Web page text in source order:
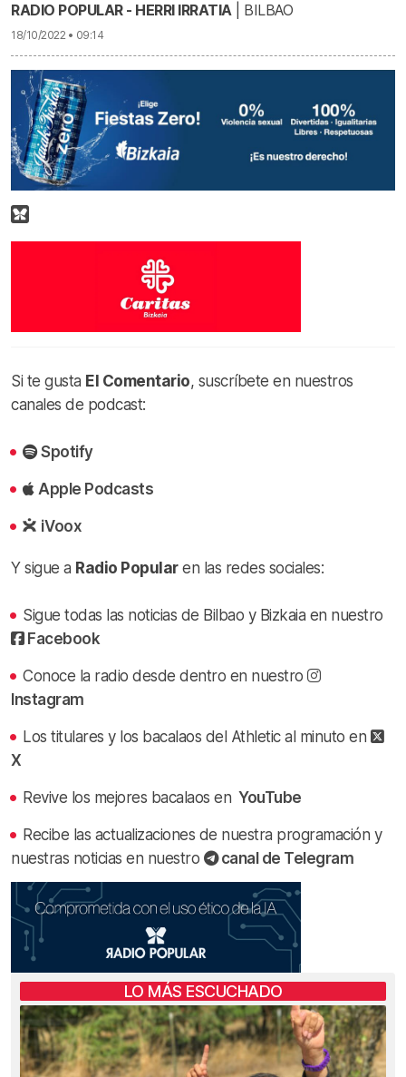
RADIO POPULAR - HERRI IRRATIA| BILBAO
18/10/2022 • 09:14
Si te gusta El Comentario, suscríbete en nuestros
canales de podcast:
Spotify
Apple Podcasts
iVoox
Y sigue a Radio Popularen las redes sociales:
Sigue todas las noticias de Bilbao y Bizkaia en nuestro
Facebook
Conoce la radio desde dentro en nuestro
Instagram
Los titulares y los bacalaos del Athletic al minuto en
X
Revive los mejores bacalaos en YouTube
Recibe las actualizaciones de nuestra programación y
nuestras noticias en nuestro
canal de Telegram
LO MÁS ESCUCHADO